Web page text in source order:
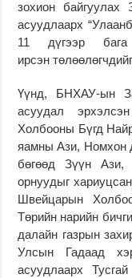
зохион
асуудлаарх
11 дүгээр бага
ирсэн
Үүнд, БНХАУ-ын
асуудал
Холбооны Бүгд
яамны Ази, Номхон
бөгөөд Зүүн
орнуудыг
Швейцарын
Төрийн нарийн
далайн газрын
Улсын Гадаад
асуудлаарх